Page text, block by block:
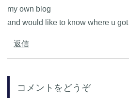
my own blog
and would like to know where u
返信
コメントをどうぞ